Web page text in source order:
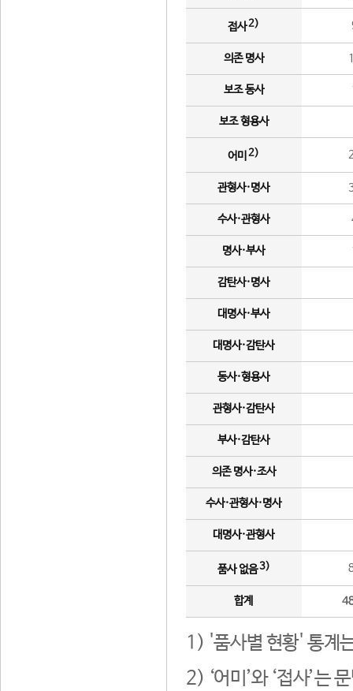
접사2)
의존 명사
보조 동사
보조 형용사
어미 2)
관형사·명사
수사·관형사
명사·부사
감탄사·명사
대명사·부사
대명사·감탄사
동사·형용사
관형사·감탄사
부사·감탄사
의존 명사·조사
수사·관형사·명사
대명사·관형사
품사 없음3)
합계
1) '품사별 현황' 통계
2) ‘어미’와 ‘접사’는